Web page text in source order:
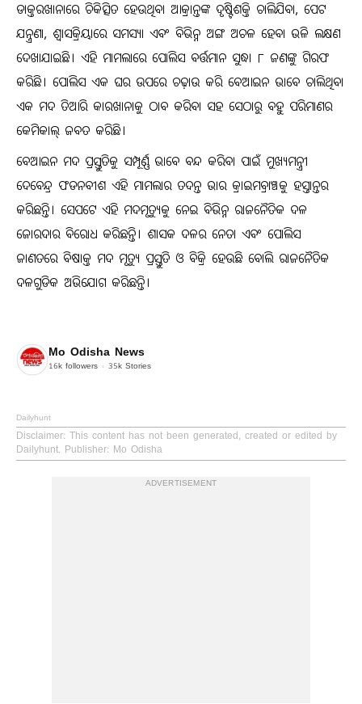
ଡାକ୍ତରଖାନାରେ ଚିକିତ୍ସିତ ହେଉଥିବା ଆକ୍ରାନ୍ତଙ୍କ ଦୃଷ୍ଟିଶକ୍ତି ଚାଲିଯିବା, ପେଟ
ଯନ୍ତ୍ରଣା, ଶ୍ୱାସକ୍ରିୟାରେ ସମସ୍ୟା ଏବଂ ବିଭିନ୍ନ ଅଙ୍ଗ ଅଚଳ ହେବା ଭଳି ଲକ୍ଷଣ
ଦେଖାଯାଇଛି। ଏହି ମାମଲାରେ ପୋଲିସ ବର୍ତ୍ତମାନ ସୁଦ୍ଧା ୮ ଜଣଙ୍କୁ ଗିରଫ
କରିଛି। ପୋଲିସ ଏକ ଘର ଉପରେ ଚଢ଼ାଉ କରି ବେଆଇନ ଭାବେ ଚାଲିଥିବା
ଏକ ମଦ ତିଆରି କାରଖାନାକୁ ଠାବ କରିବା ସହ ସେଠାରୁ ବହୁ ପରିମାଣର
କେମିକାଲ୍ ଜବତ କରିଛି।
ବେଆଇନ ମଦ ପ୍ରସ୍ତୁତିକୁ ସମ୍ପୂର୍ଣ୍ଣ ଭାବେ ବନ୍ଦ କରିବା ପାଇଁ ମୁଖ୍ୟମନ୍ତ୍ରୀ
ଦେବେନ୍ଦ୍ର ଫଡନବୀଶ ଏହି ମାମଲାର ତଦନ୍ତ ଭାର କ୍ରାଇମବ୍ରାଞ୍ଚକୁ ହସ୍ତାନ୍ତର
କରିଛନ୍ତି। ସେପଟେ ଏହି ମଦମୃତ୍ୟୁକୁ ନେଇ ବିଭିନ୍ନ ରାଜନୈତିକ ଦଳ
ଜୋରଦାର ବିରୋଧ କରିଛନ୍ତି। ଶାସକ ଦଳର ନେତା ଏବଂ ପୋଲିସ
ଜାଣତରେ ବିଷାକ୍ତ ମଦ ମୃତ୍ୟୁ ପ୍ରସ୍ତୁତି ଓ ବିକ୍ରି ହେଉଛି ବୋଲି ରାଜନୈତିକ
ଦଳଗୁଡିକ ଅଭିଯୋଗ କରିଛନ୍ତି।
Mo Odisha News
16k followers 35k Stories
Dailyhunt
Disclaimer: This content has not been generated, created or edited by
Dailyhunt. Publisher: Mo Odisha
ADVERTISEMENT